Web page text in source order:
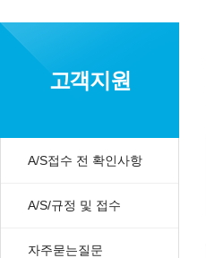
고객지원
A/S접수 전 확인사항
A/S/규정 및 접수
자주묻는질문